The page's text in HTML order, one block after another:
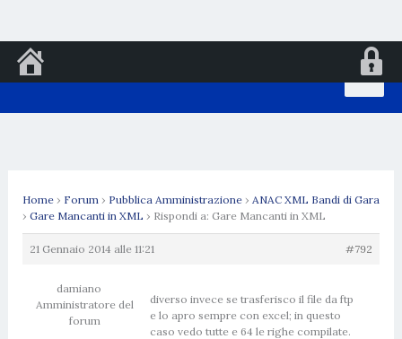
al
Home › Forum › Pubblica Amministrazione › ANAC XML Bandi di Gara
› Gare Mancanti in XML › Rispondi a: Gare Mancanti in XML
21 Gennaio 2014 alle 11:21 #792
damiano
Amministratore del
forum
diverso invece se trasferisco il file da ftp
e lo apro sempre con excel; in questo
caso vedo tutte e 64 le righe compilate.